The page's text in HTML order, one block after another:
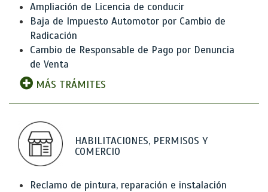
Ampliación de Licencia de conducir
Baja de Impuesto Automotor por Cambio de
Radicación
Cambio de Responsable de Pago por Denuncia
de Venta
MÁS TRÁMITES
HABILITACIONES, PERMISOS Y
COMERCIO
Reclamo de pintura, reparación e instalación